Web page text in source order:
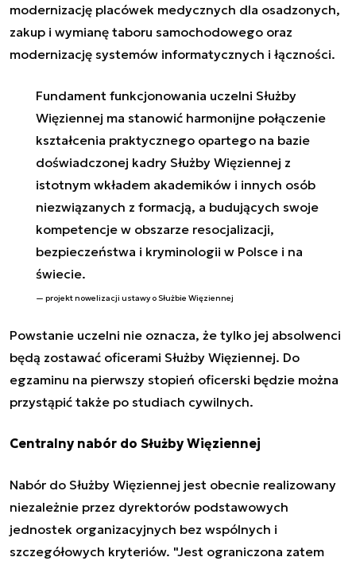
modernizację placówek medycznych dla osadzonych,
zakup i wymianę taboru samochodowego oraz
modernizację systemów informatycznych i łączności.
Fundament funkcjonowania uczelni Służby
Więziennej ma stanowić harmonijne połączenie
kształcenia praktycznego opartego na bazie
doświadczonej kadry Służby Więziennej z
istotnym wkładem akademików i innych osób
niezwiązanych z formacją, a budujących swoje
kompetencje w obszarze resocjalizacji,
bezpieczeństwa i kryminologii w Polsce i na
świecie.
projekt nowelizacji ustawy o Służbie Więziennej
Powstanie uczelni nie oznacza, że tylko jej absolwenci
będą zostawać oficerami Służby Więziennej. Do
egzaminu na pierwszy stopień oficerski będzie można
przystąpić także po studiach cywilnych.
Centralny nabór do Służby Więziennej
Nabór do Służby Więziennej jest obecnie realizowany
niezależnie przez dyrektorów podstawowych
jednostek organizacyjnych bez wspólnych i
szczegółowych kryteriów. "Jest ograniczona zatem